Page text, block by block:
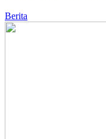
Berita